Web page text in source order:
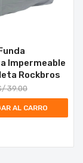
Impermeable
Rockbros
39.00
AL CARRO